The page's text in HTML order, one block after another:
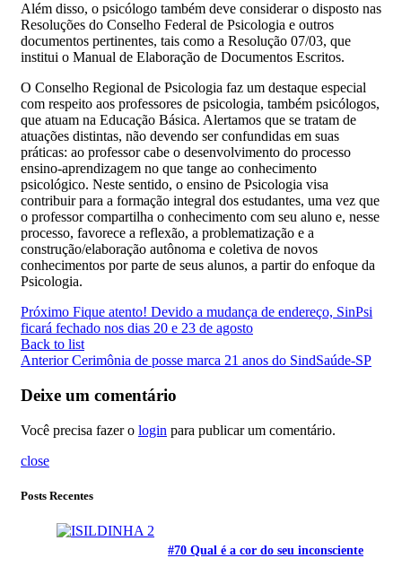
Além disso, o psicólogo também deve considerar o disposto nas
Resoluções do Conselho Federal de Psicologia e outros
documentos pertinentes, tais como a Resolução 07/03, que
institui o Manual de Elaboração de Documentos Escritos.
O Conselho Regional de Psicologia faz um destaque especial
com respeito aos professores de psicologia, também psicólogos,
que atuam na Educação Básica. Alertamos que se tratam de
atuações distintas, não devendo ser confundidas em suas
práticas: ao professor cabe o desenvolvimento do processo
ensino-aprendizagem no que tange ao conhecimento
psicológico. Neste sentido, o ensino de Psicologia visa
contribuir para a formação integral dos estudantes, uma vez que
o professor compartilha o conhecimento com seu aluno e, nesse
processo, favorece a reflexão, a problematização e a
construção/elaboração autônoma e coletiva de novos
conhecimentos por parte de seus alunos, a partir do enfoque da
Psicologia.
Próximo Fique atento! Devido a mudança de endereço, SinPsi
ficará fechado nos dias 20 e 23 de agosto
Back to list
Anterior Cerimônia de posse marca 21 anos do SindSaúde-SP
Deixe um comentário
Você precisa fazer o login para publicar um comentário.
close
Posts Recentes
#70 Qual é a cor do seu inconsciente